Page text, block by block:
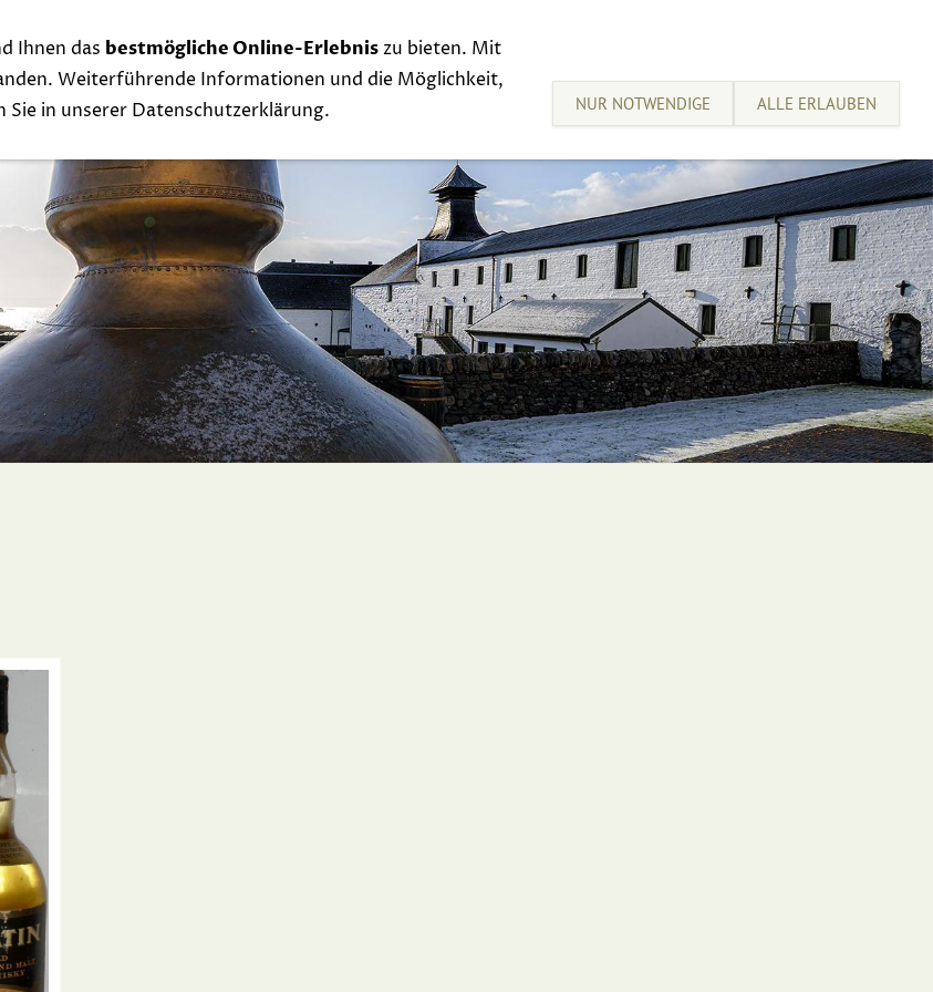
Events Links Contact Exclusive Tastings
Ihnen das bestmögliche Online-Erlebniszu bieten. Mit
Weiterführende Informationen und die Möglichkeit,
Sie in unserer Datenschutzerklärung.
NUR NOTWENDIGE ALLE ERLAUBEN